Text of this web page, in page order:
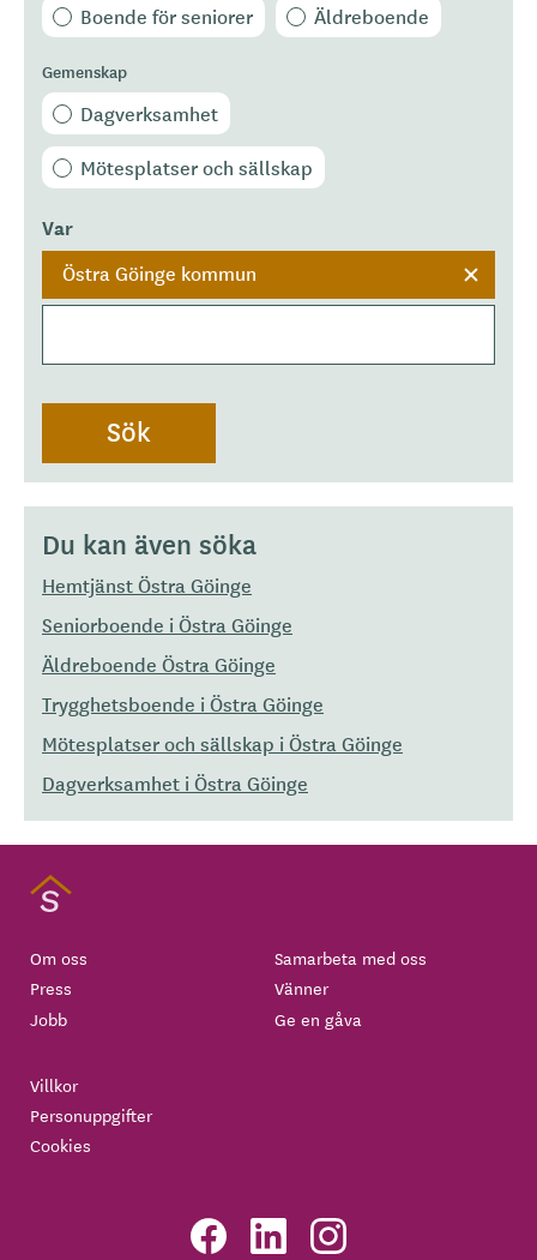
Boende för seniorer Äldreboende
Gemenskap
Dagverksamhet
Mötesplatser och sällskap
Var
Östra Göinge kommun
Du kan även söka
Hemtjänst Östra Göinge
Seniorboende i Östra Göinge
Äldreboende Östra Göinge
Trygghetsboende i Östra Göinge
Mötesplatser och sällskap i Östra Göinge
Dagverksamhet i Östra Göinge
Om oss
Press
Jobb
Samarbeta med oss
Vänner
Ge en gåva
Villkor
Personuppgifter
Cookies